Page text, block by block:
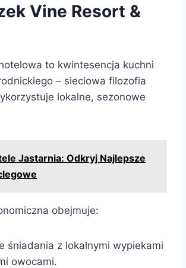
Vine Resort &
to kwintesencja kuchni
– sieciowa filozofia
lokalne, sezonowe
Jastarnia: Odkryj Najlepsze
obejmuje:
śniadania z lokalnymi wypiekami
owocami.